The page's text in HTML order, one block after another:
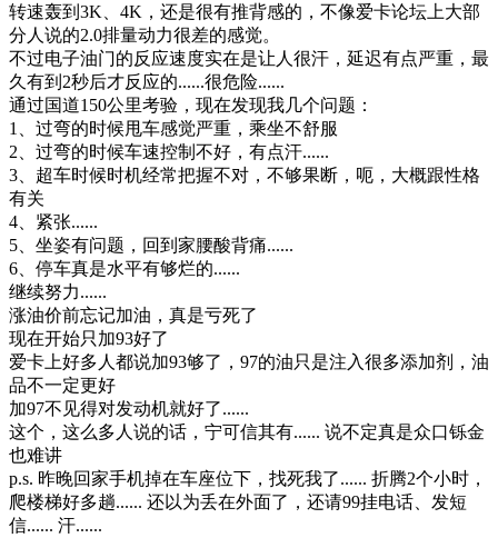
转速轰到3K、4K，还是很有推背感的，不像爱卡论坛上大部
分人说的2.0排量动力很差的感觉。
不过电子油门的反应速度实在是让人很汗，延迟有点严重，最
久有到2秒后才反应的......很危险......
通过国道150公里考验，现在发现我几个问题：
1、过弯的时候甩车感觉严重，乘坐不舒服
2、过弯的时候车速控制不好，有点汗......
3、超车时候时机经常把握不对，不够果断，呃，大概跟性格
有关
4、紧张......
5、坐姿有问题，回到家腰酸背痛......
6、停车真是水平有够烂的......
继续努力......
涨油价前忘记加油，真是亏死了
现在开始只加93好了
爱卡上好多人都说加93够了，97的油只是注入很多添加剂，油
品不一定更好
加97不见得对发动机就好了......
这个，这么多人说的话，宁可信其有...... 说不定真是众口铄金
也难讲
p.s. 昨晚回家手机掉在车座位下，找死我了...... 折腾2个小时，
爬楼梯好多趟...... 还以为丢在外面了，还请99挂电话、发短
信...... 汗......